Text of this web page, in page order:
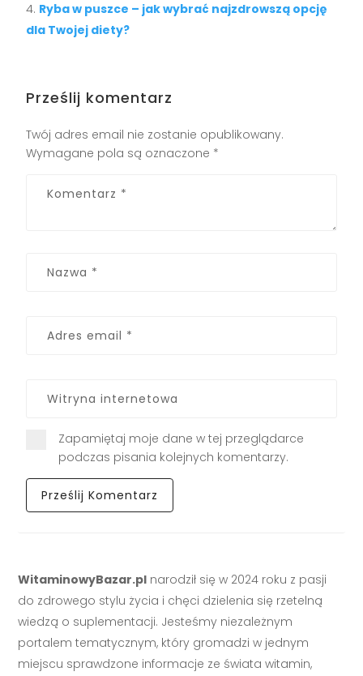
Ryba w puszce – jak wybrać najzdrowszą opcję
dla Twojej diety?
Prześlij komentarz
Twój adres email nie zostanie opublikowany.
Wymagane pola są oznaczone *
Zapamiętaj moje dane w tej przeglądarce
podczas pisania kolejnych komentarzy.
WitaminowyBazar.pl narodził się w 2024 roku z pasji
do zdrowego stylu życia i chęci dzielenia się rzetelną
wiedzą o suplementacji. Jesteśmy niezależnym
portalem tematycznym, który gromadzi w jednym
miejscu sprawdzone informacje ze świata witamin,